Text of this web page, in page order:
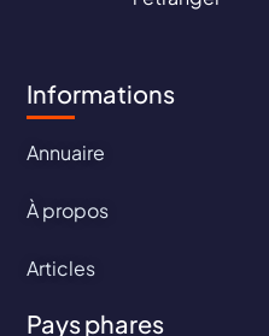
Informations
Annuaire
À propos
Articles
Pays phares